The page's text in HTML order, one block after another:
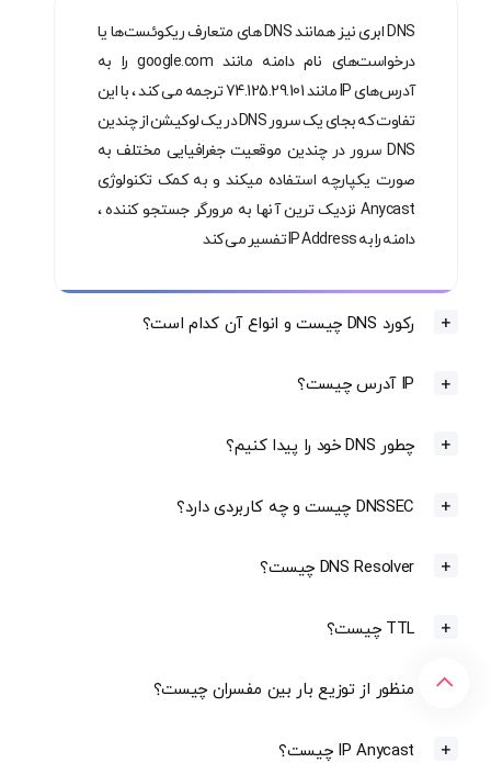
DNS ابری نیز همانند DNS ‌های متعارف ریکوئست‌ها یا
درخواست‌های نام دامنه مانند google.com را به
آدرس‌های IP مانند 74.125.29.101 ترجمه می کند ، با این
تفاوت که بجای یک سرور DNS در یک لوکیشن از چندین
DNS سرور در چندین موقعیت جغرافیایی مختلف به
صورت یکپارچه استفاده میکند و به کمک تکنولوژی
Anycast نزدیک ترین آنها به مرورگر جستجو کننده ،
دامنه را به IP Address تفسیر می کند
رکورد DNS چیست و انواع آن کدام است؟
IP آدرس چیست؟
چطور DNS خود را پیدا کنیم؟
DNSSEC چیست و چه کاربردی دارد؟
DNS Resolver چیست؟
TTL چیست؟
منظور از توزیع بار بین مفسران چیست؟
IP Anycast چیست؟